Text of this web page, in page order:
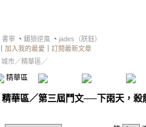
書寧 、 鎇狼逆風 、 jades（朕鈺）
加入我的最愛
訂閱最新文章
城市／精華區／
精華區 投票區 影像館
精華區／第三屆鬥文──下雨天，殺